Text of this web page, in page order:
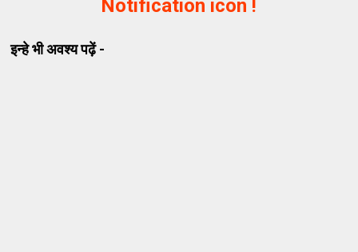
Notification icon !
इन्हे भी अवश्य पढ़ें -